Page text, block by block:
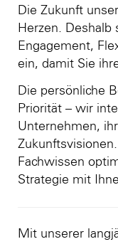
Die Zukunft
Herzen. Deshalb
Engagement,
ein, damit Sie
Die persönliche
Priorität – wir
Unternehmen,
Fachwissen
Strategie mit
Mit unserer